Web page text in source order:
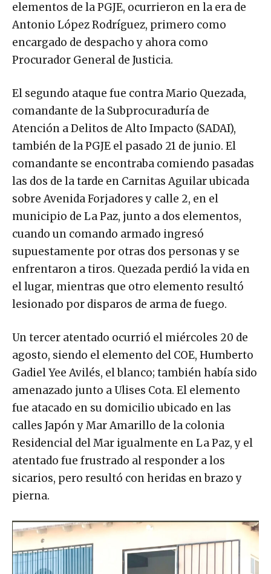
elementos de la PGJE, ocurrieron en la era de
Antonio López Rodríguez, primero como
encargado de despacho y ahora como
Procurador General de Justicia.
El segundo ataque fue contra Mario Quezada,
comandante de la Subprocuraduría de
Atención a Delitos de Alto Impacto (SADAI),
también de la PGJE el pasado 21 de junio. El
comandante se encontraba comiendo pasadas
las dos de la tarde en Carnitas Aguilar ubicada
sobre Avenida Forjadores y calle 2, en el
municipio de La Paz, junto a dos elementos,
cuando un comando armado ingresó
supuestamente por otras dos personas y se
enfrentaron a tiros. Quezada perdió la vida en
el lugar, mientras que otro elemento resultó
lesionado por disparos de arma de fuego.
Un tercer atentado ocurrió el miércoles 20 de
agosto, siendo el elemento del COE, Humberto
Gadiel Yee Avilés, el blanco; también había sido
amenazado junto a Ulises Cota. El elemento
fue atacado en su domicilio ubicado en las
calles Japón y Mar Amarillo de la colonia
Residencial del Mar igualmente en La Paz, y el
atentado fue frustrado al responder a los
sicarios, pero resultó con heridas en brazo y
pierna.